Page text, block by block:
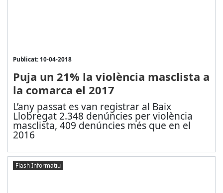
Publicat: 10-04-2018
Puja un 21% la violència masclista a
la comarca el 2017
L’any passat es van registrar al Baix
Llobregat 2.348 denúncies per violència
masclista, 409 denúncies més que en el
2016
Flash Informatiu